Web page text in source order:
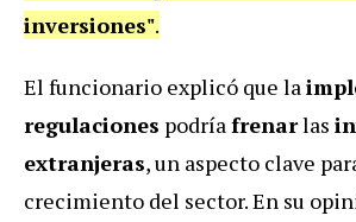
inversiones".
El funcionario explicó que la
regulaciones podríafrenarlas
extranjeras, un aspecto clave
crecimiento del sector. En su